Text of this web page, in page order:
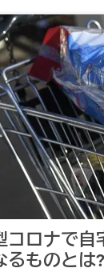
コロナで自
るものと